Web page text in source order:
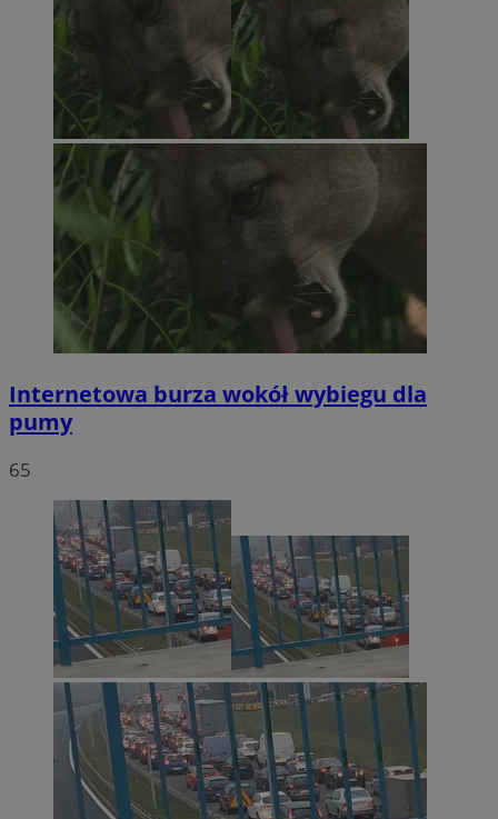
Internetowa burza wokół wybiegu dla
pumy
65